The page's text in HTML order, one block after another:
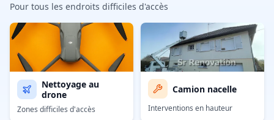
Pour tous les endroits difficiles d'accès
Nettoyage au
drone
Zones difficiles d'accès
Camion nacelle
Interventions en hauteur